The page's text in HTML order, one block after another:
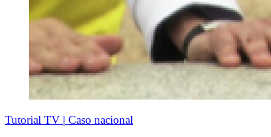
Tutorial TV | Caso nacional